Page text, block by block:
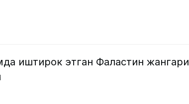
иштирок этган Фаластин жангари